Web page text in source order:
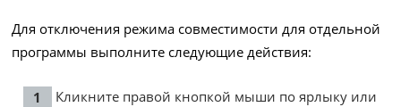
Для отключения режима совместимости для отдельной
программы выполните следующие действия:
Кликните правой кнопкой мыши по ярлыку или